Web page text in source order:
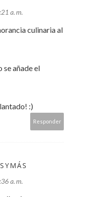
a. m.
culinaria al
se añade el
:)
Responder
a. m.